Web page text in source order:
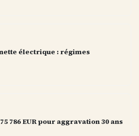
électrique : régimes
786 EUR pour aggravation 30 ans